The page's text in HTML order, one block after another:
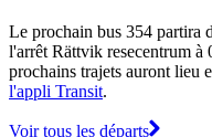
Le prochain bus 354 partira
l'arrêt Rättvik resecentrum à
prochains trajets auront lieu
l'appli Transit.
Voir tous les départs